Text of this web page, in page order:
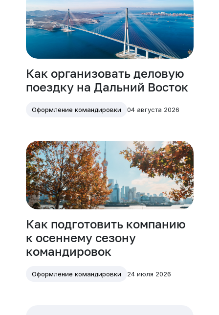
Как организовать деловую
поездку на Дальний Восток
Оформление командировки 04 августа 2026
Как подготовить компанию
к осеннему сезону
командировок
Оформление командировки 24 июля 2026